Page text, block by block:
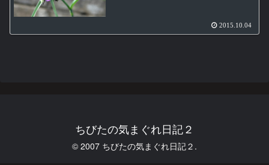
2015.10.04
ちびたの気まぐれ日記２
© 2007 ちびたの気まぐれ日記２.